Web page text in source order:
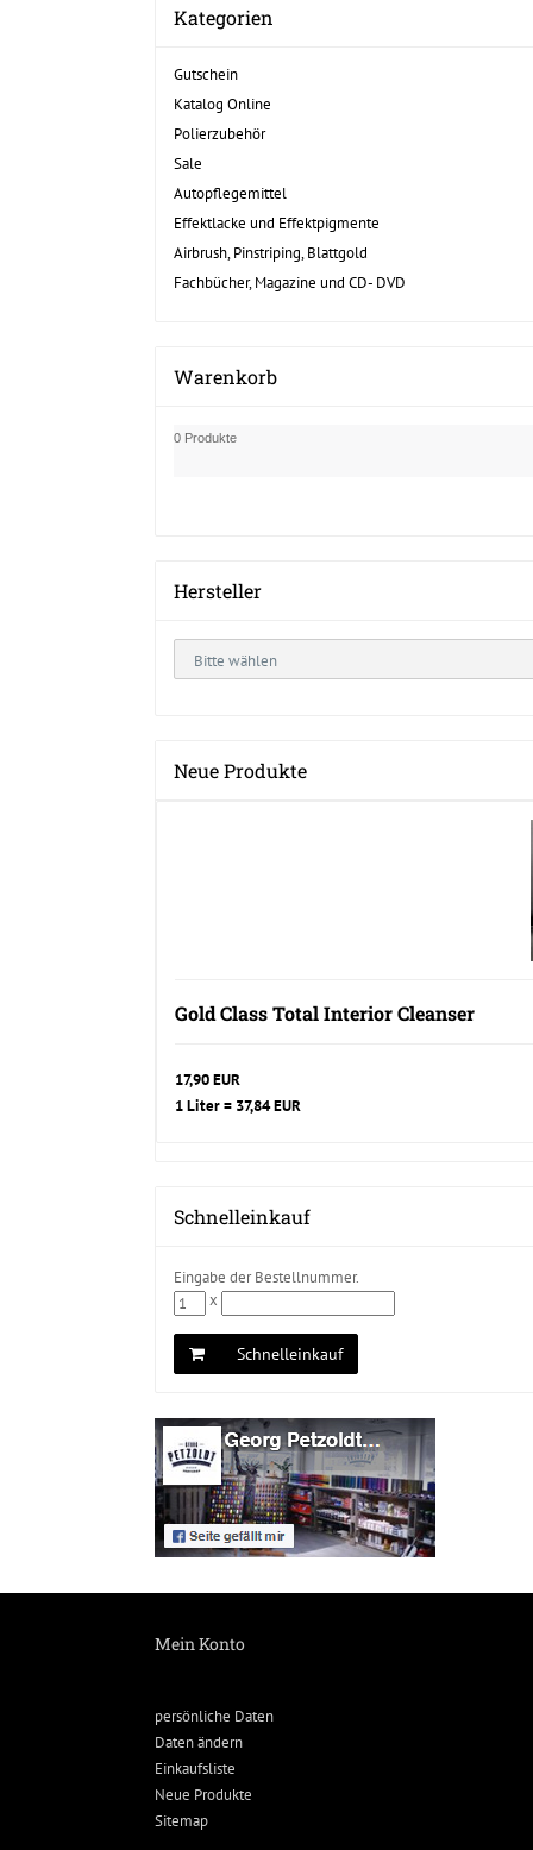
Kategorien
Gutschein
Katalog Online
Polierzubehör
Sale
Autopflegemittel
Effektlacke und Effektpigmente
Airbrush, Pinstriping, Blattgold
Fachbücher, Magazine und CD- DVD
Warenkorb
0 Produkte
Hersteller
Neue Produkte
Gold Class Total Interior Cleanser
17,90 EUR
1 Liter = 37,84 EUR
Schnelleinkauf
Eingabe der Bestellnummer.
x
Schnelleinkauf
Mein Konto
persönliche Daten
Daten ändern
Einkaufsliste
Neue Produkte
Sitemap